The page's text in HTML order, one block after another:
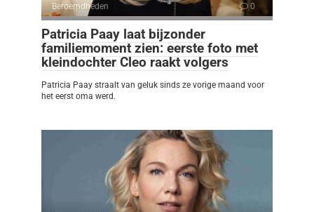
Beroemdheden 0
Patricia Paay laat bijzonder
familiemoment zien: eerste foto met
kleindochter Cleo raakt volgers
Patricia Paay straalt van geluk sinds ze vorige maand voor
het eerst oma werd.